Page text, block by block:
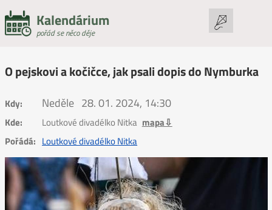
Kalendárium
pořád se něco děje
O pejskovi a kočičce, jak psali dopis do Nymburka
Kdy: Neděle 28. 01. 2024, 14:30
Kde: Loutkové divadélko Nitka mapa⇩
Pořádá: Loutkové divadélko Nitka